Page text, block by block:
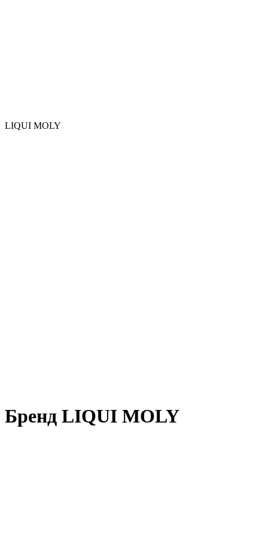
LIQUI MOLY
Бренд LIQUI MOLY